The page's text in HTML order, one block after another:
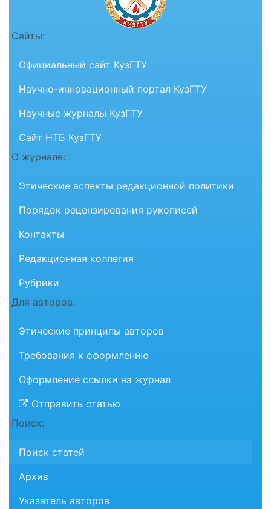
Сайты:
Официальный сайт КузГТУ
Научно-инновационный портал КузГТУ
Научные журналы КузГТУ
Сайт НТБ КузГТУ
О журнале:
Этические аспекты редакционной политики
Порядок рецензирования рукописей
Контакты
Редакционная коллегия
Рубрики
Для авторов:
Этические принципы авторов
Требования к оформлению
Оформление ссылки на журнал
Отправить статью
Поиск:
Поиск статей
Архив
Указатель авторов